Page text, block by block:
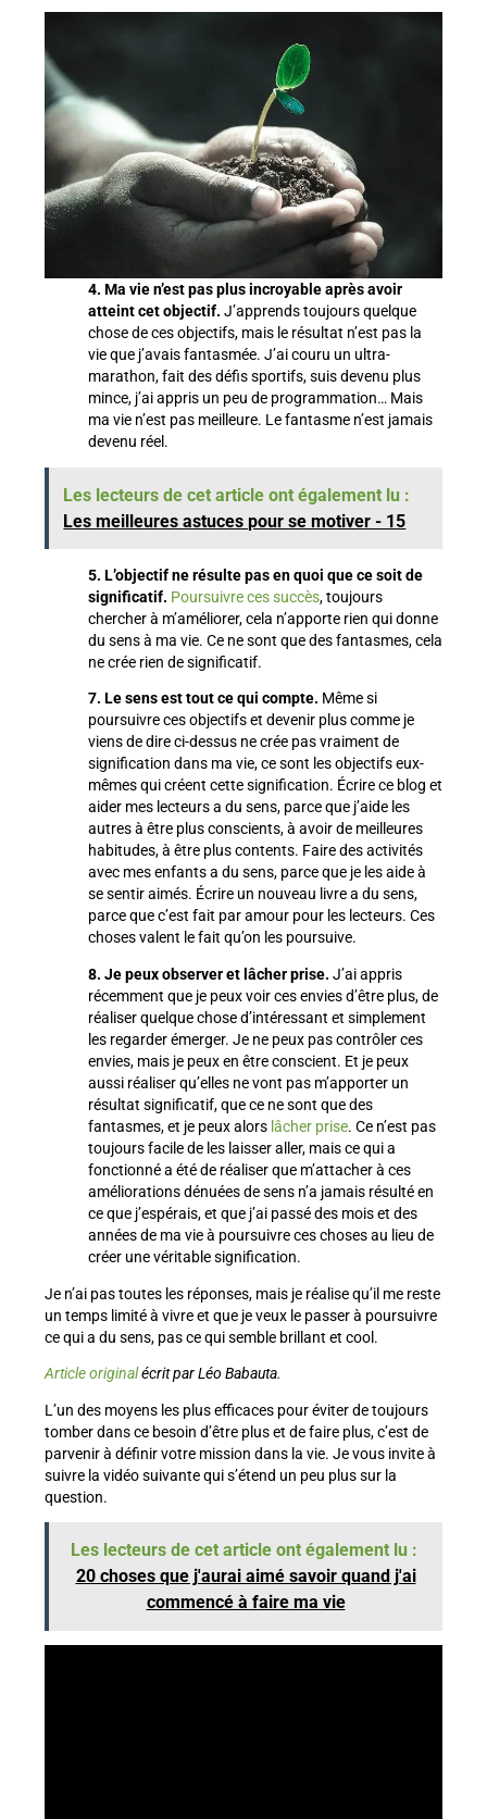
4. Ma vie n’est pas plus incroyable après avoir
atteint cet objectif. J’apprends toujours quelque
chose de ces objectifs, mais le résultat n’est pas la
vie que j’avais fantasmée. J’ai couru un ultra-
marathon, fait des défis sportifs, suis devenu plus
mince, j’ai appris un peu de programmation… Mais
ma vie n’est pas meilleure. Le fantasme n’est jamais
devenu réel.
Les lecteurs de cet article ont également lu :
Les meilleures astuces pour se motiver - 15
5. L’objectif ne résulte pas en quoi que ce soit de
significatif. Poursuivre ces succès, toujours
chercher à m’améliorer, cela n’apporte rien qui donne
du sens à ma vie. Ce ne sont que des fantasmes, cela
ne crée rien de significatif.
7. Le sens est tout ce qui compte. Même si
poursuivre ces objectifs et devenir plus comme je
viens de dire ci-dessus ne crée pas vraiment de
signification dans ma vie, ce sont les objectifs eux-
mêmes qui créent cette signification. Écrire ce blog et
aider mes lecteurs a du sens, parce que j’aide les
autres à être plus conscients, à avoir de meilleures
habitudes, à être plus contents. Faire des activités
avec mes enfants a du sens, parce que je les aide à
se sentir aimés. Écrire un nouveau livre a du sens,
parce que c’est fait par amour pour les lecteurs. Ces
choses valent le fait qu’on les poursuive.
8. Je peux observer et lâcher prise. J’ai appris
récemment que je peux voir ces envies d’être plus, de
réaliser quelque chose d’intéressant et simplement
les regarder émerger. Je ne peux pas contrôler ces
envies, mais je peux en être conscient. Et je peux
aussi réaliser qu’elles ne vont pas m’apporter un
résultat significatif, que ce ne sont que des
fantasmes, et je peux alors lâcher prise. Ce n’est pas
toujours facile de les laisser aller, mais ce qui a
fonctionné a été de réaliser que m’attacher à ces
améliorations dénuées de sens n’a jamais résulté en
ce que j’espérais, et que j’ai passé des mois et des
années de ma vie à poursuivre ces choses au lieu de
créer une véritable signification.
Je n’ai pas toutes les réponses, mais je réalise qu’il me reste
un temps limité à vivre et que je veux le passer à poursuivre
ce qui a du sens, pas ce qui semble brillant et cool.
Article originalécrit par Léo Babauta.
L’un des moyens les plus efficaces pour éviter de toujours
tomber dans ce besoin d’être plus et de faire plus, c’est de
parvenir à définir votre mission dans la vie. Je vous invite à
suivre la vidéo suivante qui s’étend un peu plus sur la
question.
Les lecteurs de cet article ont également lu :
20 choses que j'aurai aimé savoir quand j'ai
commencé à faire ma vie